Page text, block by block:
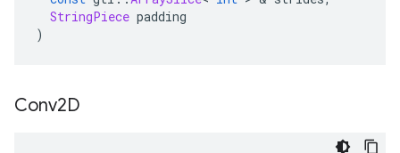
StringPiece padding
)
Conv2D